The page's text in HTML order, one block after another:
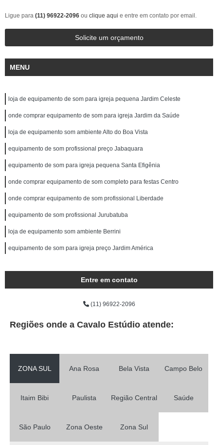
Ligue para (11) 96922-2096 ou clique aqui e entre em contato por email.
Solicite um orçamento
MENU
loja de equipamento de som para igreja pequena Jardim Celeste
onde comprar equipamento de som para igreja Jardim da Saúde
loja de equipamento som ambiente Alto do Boa Vista
equipamento de som profissional preço Jabaquara
equipamento de som para igreja pequena Santa Efigênia
onde comprar equipamento de som completo para festas Centro
onde comprar equipamento de som profissional Liberdade
equipamento de som profissional Jurubatuba
loja de equipamento som ambiente Berrini
equipamento de som para igreja preço Jardim América
Entre em contato
(11) 96922-2096
Regiões onde a Cavalo Estúdio atende:
ZONA SUL Ana Rosa Bela Vista Campo Belo
Itaim Bibi Paulista Região Central Saúde
São Paulo Zona Oeste Zona Sul